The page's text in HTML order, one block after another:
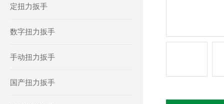
定扭力扳手
数字扭力扳手
手动扭力扳手
国产扭力扳手